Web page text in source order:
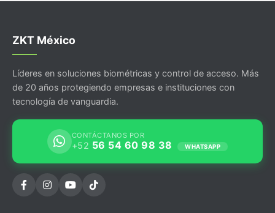
ZKT México
Líderes en soluciones biométricas y control de acceso. Más
de 20 años protegiendo empresas e instituciones con
tecnología de vanguardia.
CONTÁCTANOS POR
+52 56 54 60 98 38 WHATSAPP